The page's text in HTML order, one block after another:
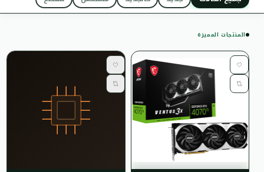
المنتجات المميزة